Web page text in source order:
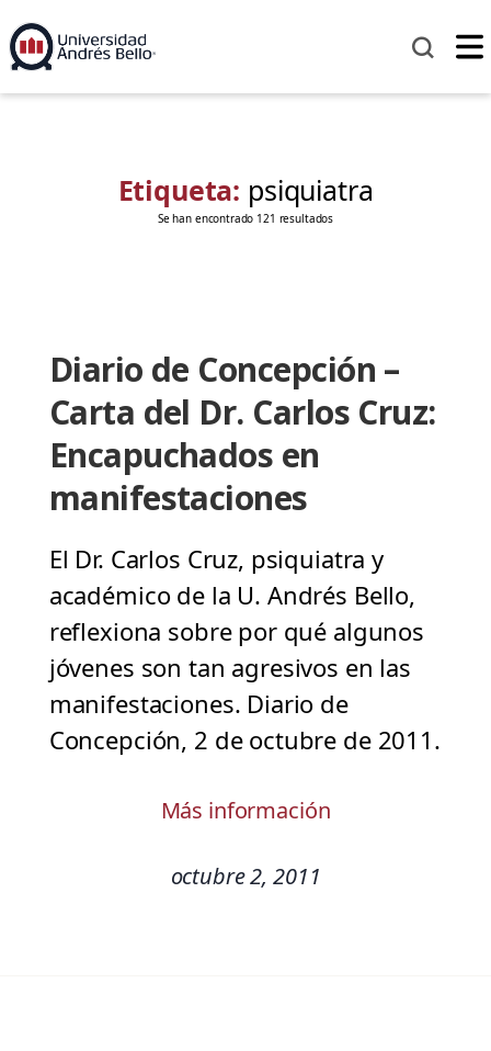
Etiqueta: psiquiatra
Se han encontrado 121 resultados
Diario de Concepción –
Carta del Dr. Carlos Cruz:
Encapuchados en
manifestaciones
El Dr. Carlos Cruz, psiquiatra y
académico de la U. Andrés Bello,
reflexiona sobre por qué algunos
jóvenes son tan agresivos en las
manifestaciones. Diario de
Concepción, 2 de octubre de 2011.
Más información
octubre 2, 2011